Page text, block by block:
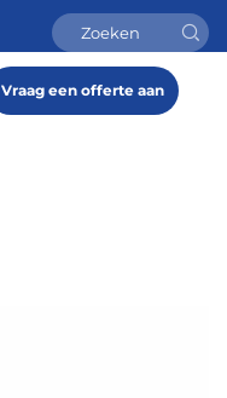
Vraag een offerte aan